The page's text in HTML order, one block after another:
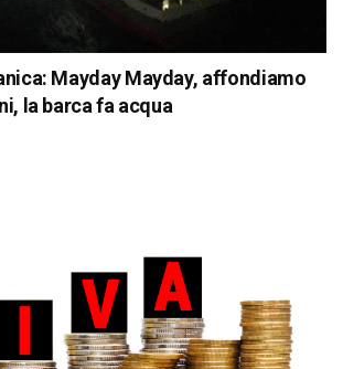
Mayday Mayday, affondiamo
la barca fa acqua